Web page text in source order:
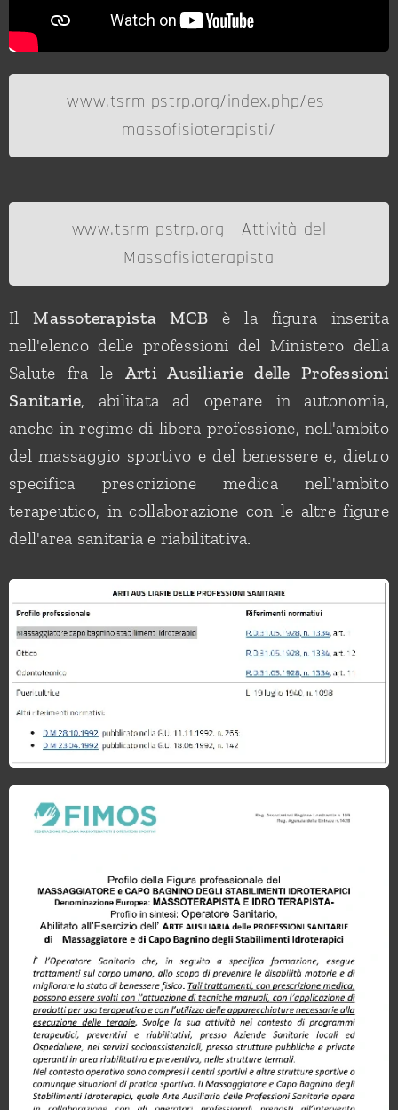
www.tsrm-pstrp.org/index.php/es-
massofisioterapisti/
www.tsrm-pstrp.org - Attività del
Massofisioterapista
IlMassoterapista MCB è la figura inserita
nell'elenco delle professioni del Ministero della
Salute fra le Arti Ausiliarie delle Professioni
Sanitarie, abilitata ad operare in autonomia,
anche in regime di libera professione, nell'ambito
del massaggio sportivo e del benessere e, dietro
specifica prescrizione medica nell'ambito
terapeutico, in collaborazione con le altre figure
dell'area sanitaria e riabilitativa.